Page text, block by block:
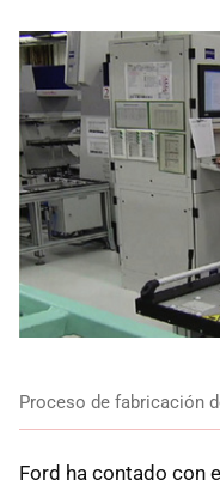
Proceso de fabricación
Ford ha contado con